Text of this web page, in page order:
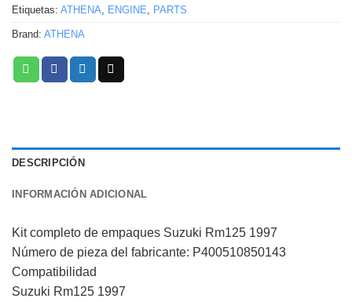
Etiquetas: ATHENA, ENGINE, PARTS
Brand: ATHENA
DESCRIPCIÓN
INFORMACIÓN ADICIONAL
Kit completo de empaques Suzuki Rm125 1997
Número de pieza del fabricante: P400510850143
Compatibilidad
Suzuki Rm125 1997